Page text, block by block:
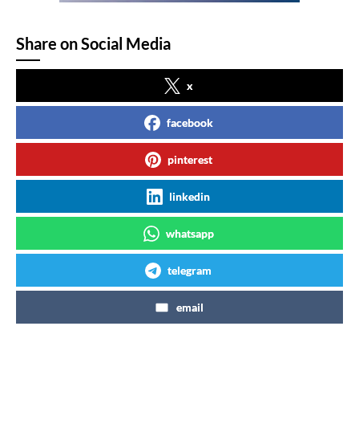
Share on Social Media
x
facebook
pinterest
linkedin
whatsapp
telegram
email